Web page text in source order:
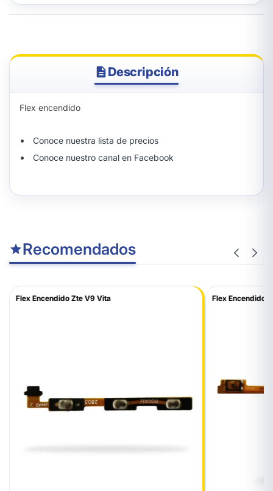
Descripción
Flex encendido
Conoce nuestra lista de precios
Conoce nuestro canal en Facebook
Recomendados
Flex Encendido Zte V9 Vita Flex Encendido